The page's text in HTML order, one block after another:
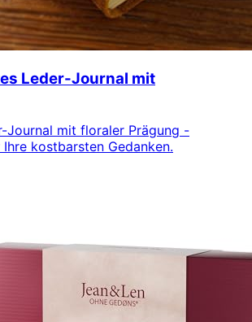
Leder-Journal mit
Journal mit floraler Prägung -
kostbarsten Gedanken.